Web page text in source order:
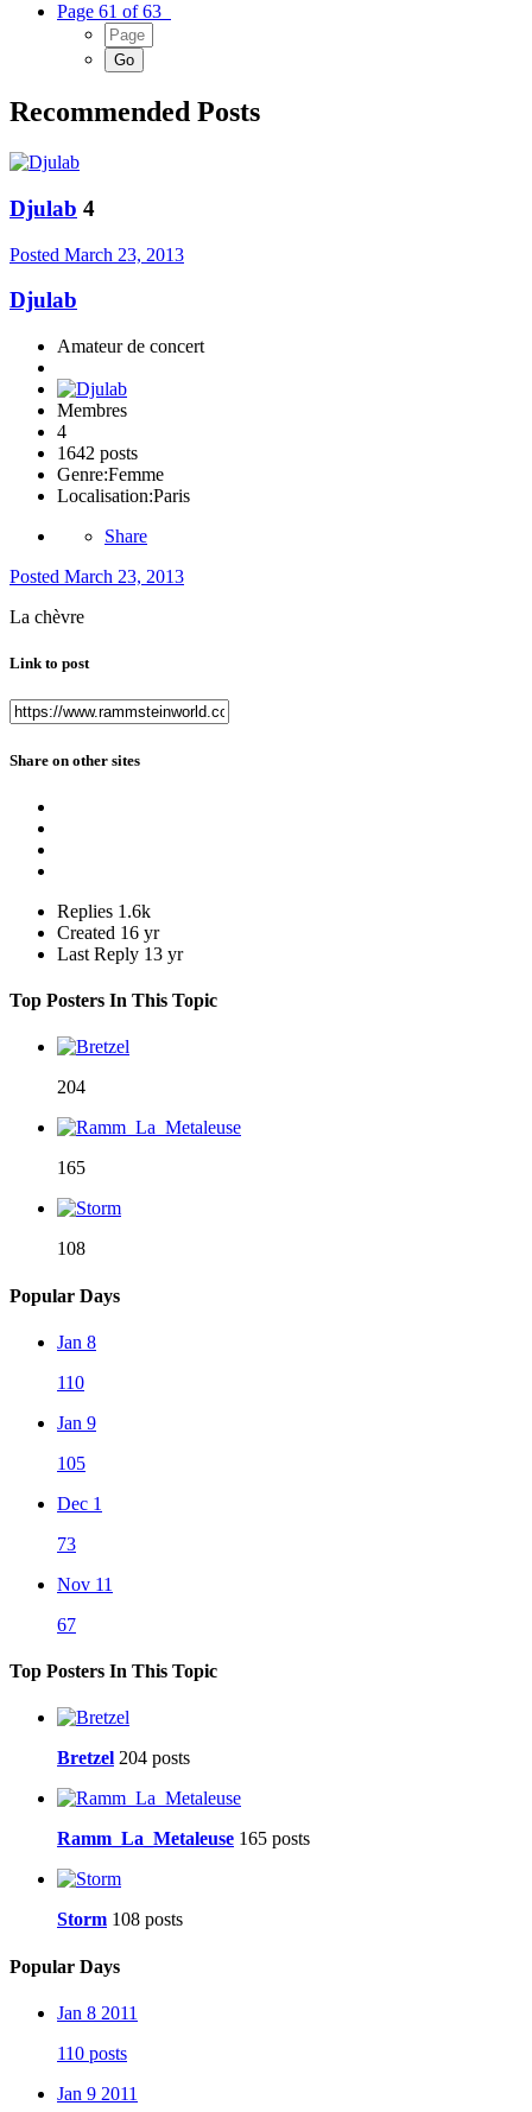
Page 61 of 63
Recommended Posts
Djulab 4
Posted March 23, 2013
Djulab
Amateur de concert
Membres
4
1642 posts
Genre:Femme
Localisation:Paris
Share
Posted March 23, 2013
La chèvre
Link to post
Share on other sites
Replies 1.6k
Created 16 yr
Last Reply 13 yr
Top Posters In This Topic
204
165
108
Popular Days
Jan 8
110
Jan 9
105
Dec 1
73
Nov 11
67
Top Posters In This Topic
Bretzel 204 posts
Ramm_La_Metaleuse 165 posts
Storm 108 posts
Popular Days
Jan 8 2011
110 posts
Jan 9 2011